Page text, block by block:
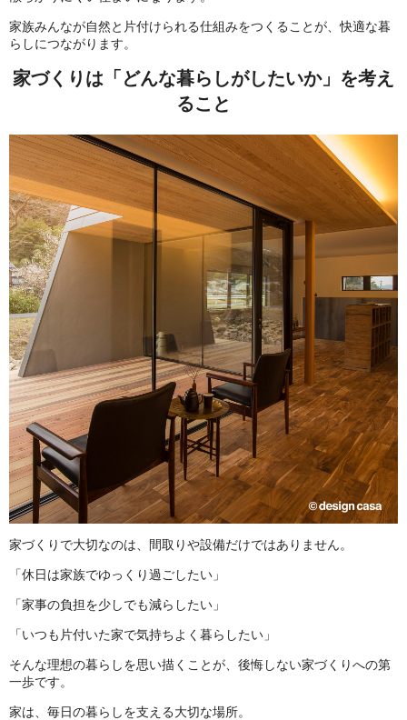
家族みんなが自然と片付けられる仕組みをつくることが、快適な暮
らしにつながります。
家づくりは「どんな暮らしがしたいか」を考え
ること
家づくりで大切なのは、間取りや設備だけではありません。
「休日は家族でゆっくり過ごしたい」
「家事の負担を少しでも減らしたい」
「いつも片付いた家で気持ちよく暮らしたい」
そんな理想の暮らしを思い描くことが、後悔しない家づくりへの第
一歩です。
家は、毎日の暮らしを支える大切な場所。